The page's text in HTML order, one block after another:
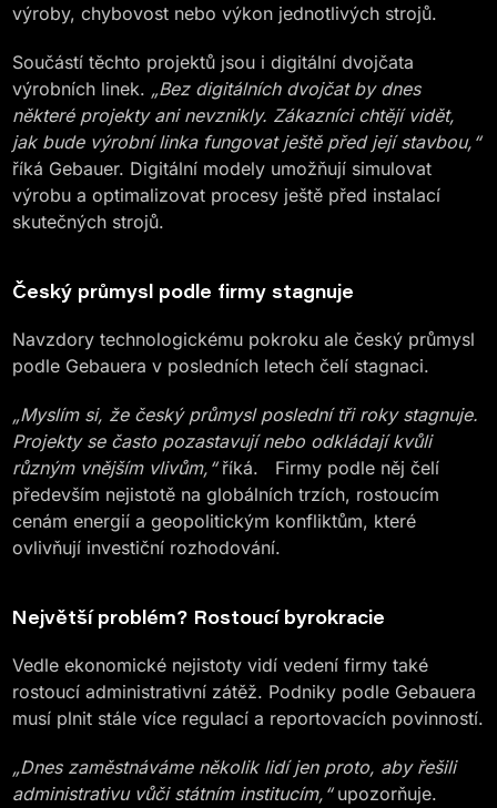
výroby, chybovost nebo výkon jednotlivých strojů.
Součástí těchto projektů jsou i digitální dvojčata
výrobních linek. „Bez digitálních dvojčat by dnes
některé projekty ani nevznikly. Zákazníci chtějí vidět,
jak bude výrobní linka fungovat ještě před její stavbou,“
říká Gebauer. Digitální modely umožňují simulovat
výrobu a optimalizovat procesy ještě před instalací
skutečných strojů.
Český průmysl podle firmy stagnuje
Navzdory technologickému pokroku ale český průmysl
podle Gebauera v posledních letech čelí stagnaci.
„Myslím si, že český průmysl poslední tři roky stagnuje.
Projekty se často pozastavují nebo odkládají kvůli
různým vnějším vlivům,“říká. Firmy podle něj čelí
především nejistotě na globálních trzích, rostoucím
cenám energií a geopolitickým konfliktům, které
ovlivňují investiční rozhodování.
Největší problém? Rostoucí byrokracie
Vedle ekonomické nejistoty vidí vedení firmy také
rostoucí administrativní zátěž. Podniky podle Gebauera
musí plnit stále více regulací a reportovacích povinností.
„Dnes zaměstnáváme několik lidí jen proto, aby řešili
administrativu vůči státním institucím,“upozorňuje.